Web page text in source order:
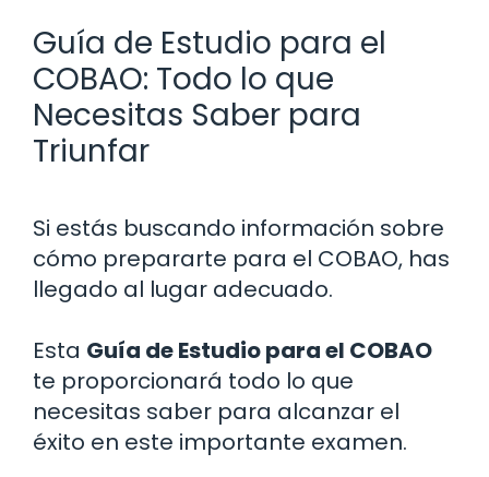
Guía de Estudio para el
COBAO: Todo lo que
Necesitas Saber para
Triunfar
Si estás buscando información sobre
cómo prepararte para el COBAO, has
llegado al lugar adecuado.
Esta Guía de Estudio para el COBAO
te proporcionará todo lo que
necesitas saber para alcanzar el
éxito en este importante examen.